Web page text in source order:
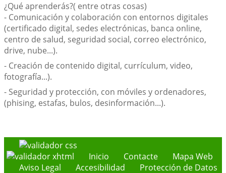
¿Qué aprenderás?( entre otras cosas)
- Comunicación y colaboración con entornos digitales
(certificado digital, sedes electrónicas, banca online,
centro de salud, seguridad social, correo electrónico,
drive, nube...).
- Creación de contenido digital, currículum, video,
fotografía...).
- Seguridad y protección, con móviles y ordenadores,
(phising, estafas, bulos, desinformación...).
Inicio Contacte
Mapa Web
Aviso Legal
Accesibilidad Protección de Datos